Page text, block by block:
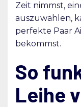
Zeit nimmst,
auszuwählen,
perfekte Paar
bekommst.
So
Leihe